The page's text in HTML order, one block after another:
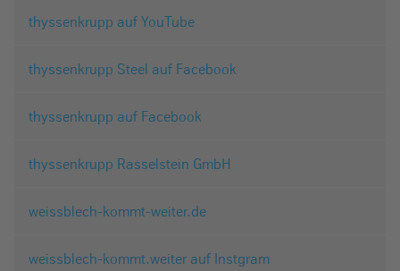
thyssenkrupp auf YouTube
thyssenkrupp Steel auf Facebook
thyssenkrupp auf Facebook
thyssenkrupp Rasselstein GmbH
weissblech-kommt-weiter.de
weissblech-kommt.weiter auf Instgram